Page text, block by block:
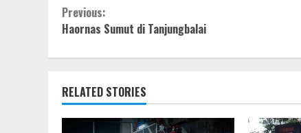
Continue
Reading
Previous:
Haornas Sumut di Tanjungbalai
RELATED STORIES